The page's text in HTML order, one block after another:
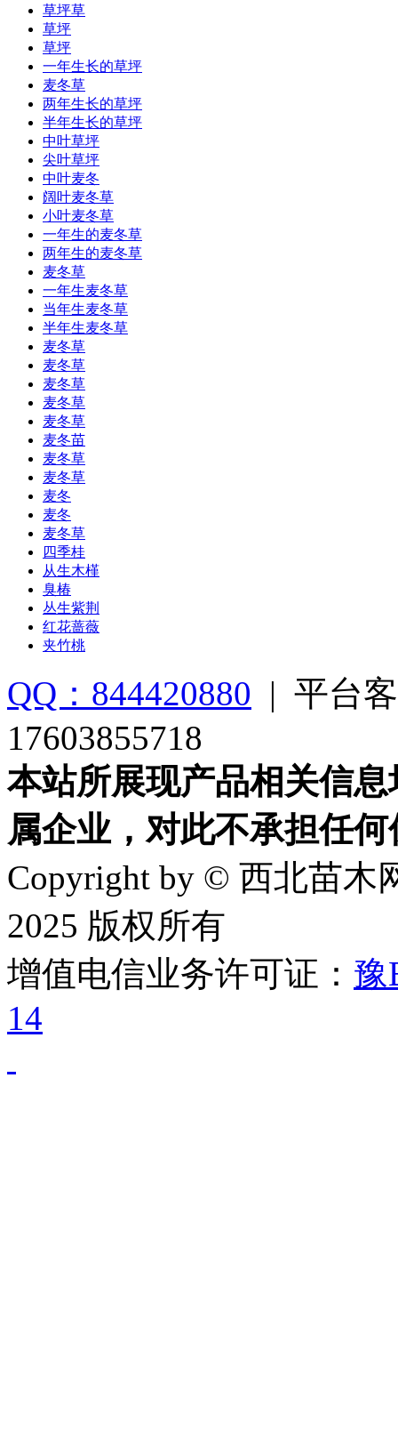
草坪草
草坪
草坪
一年生长的草坪
麦冬草
两年生长的草坪
半年生长的草坪
中叶草坪
尖叶草坪
中叶麦冬
阔叶麦冬草
小叶麦冬草
一年生的麦冬草
两年生的麦冬草
麦冬草
一年生麦冬草
当年生麦冬草
半年生麦冬草
麦冬草
麦冬草
麦冬草
麦冬草
麦冬草
麦冬苗
麦冬草
麦冬草
麦冬
麦冬
麦冬草
四季桂
从生木槿
臭椿
丛生紫荆
红花蔷薇
夹竹桃
QQ：844420880 | 平台
17603855718
本站所展现产品相关信
属企业，对此不承担任
Copyright by © 西北苗木
2025 版权所有
增值电信业务许可证： 豫
14